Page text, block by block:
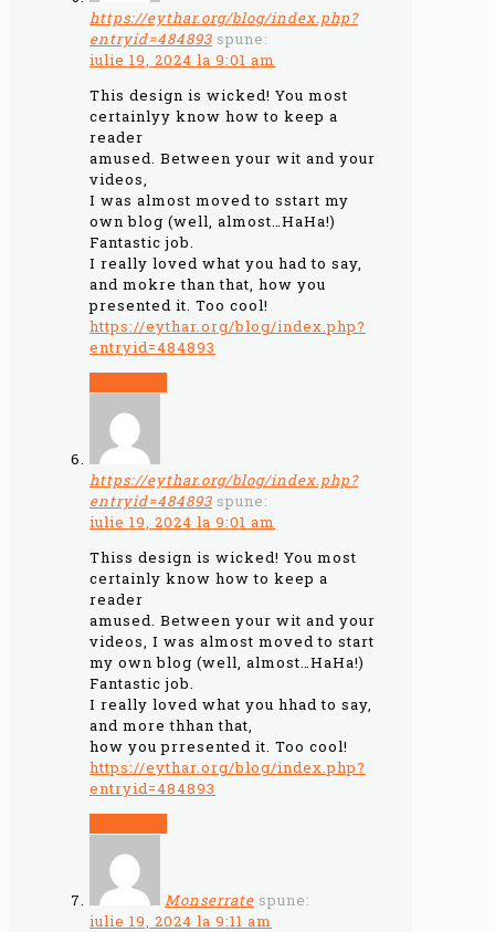
https://eythar.org/blog/index.php?
entryid=484893 spune:
iulie 19, 2024 la 9:01 am
This design is wicked! You most
certainlyy know how to keep a
reader
amused. Between your wit and your
videos,
I was almost moved to sstart my
own blog (well, almost…HaHa!)
Fantastic job.
I really loved what you had to say,
and mokre than that, how you
presented it. Too cool!
https://eythar.org/blog/index.php?
entryid=484893
https://eythar.org/blog/index.php?
entryid=484893 spune:
iulie 19, 2024 la 9:01 am
Thiss design is wicked! You most
certainly know how to keep a
reader
amused. Between your wit and your
videos, I was almost moved to start
my own blog (well, almost…HaHa!)
Fantastic job.
I really loved what you hhad to say,
and more thhan that,
how you prresented it. Too cool!
https://eythar.org/blog/index.php?
entryid=484893
Monserrate spune:
iulie 19, 2024 la 9:11 am